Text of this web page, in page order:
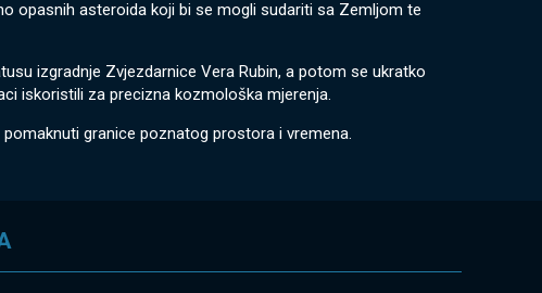
opasnih asteroida koji bi se mogli sudariti sa Zemljom te
izgradnje Zvjezdarnice Vera Rubin, a potom se ukratko
iskoristili za precizna kozmološka mjerenja.
granice poznatog prostora i vremena.